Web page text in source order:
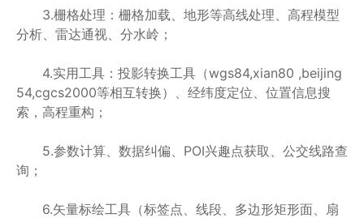
3.栅格处理：栅格加载、地形等高线处理、高程模型
分析、雷达通视、分水岭；
4.实用工具：投影转换工具（wgs84,xian80 ,beijing
54,cgcs2000等相互转换）、经纬度定位、位置信息搜
索，高程重构；
5.参数计算、数据纠偏、POI兴趣点获取、公交线路查
询；
6.矢量标绘工具（标签点、线段、多边形矩形面、扇